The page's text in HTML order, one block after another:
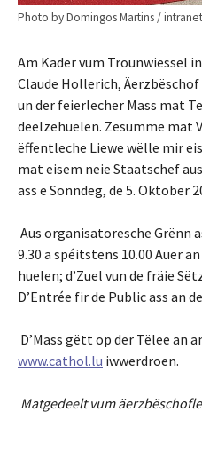
Photo by Domingos Martins /
Am Kader vum Trounwiessel
Claude Hollerich,
un der feierlecher Mass mat
deelzehuelen. Zesumme mat
ëffentleche Liewe wëlle mir
mat eisem neie Staatschef
ass e Sonndeg, de 5. Oktober
Aus organisatoresche Grënn
9.30 a spéitstens 10.00 Auer
huelen; d’Zuel vun de fräie
D’Entrée fir de Public ass an
D’Mass gëtt op der Tëlee an
www.cathol.lu iwwerdroen.
Matgedeelt vum